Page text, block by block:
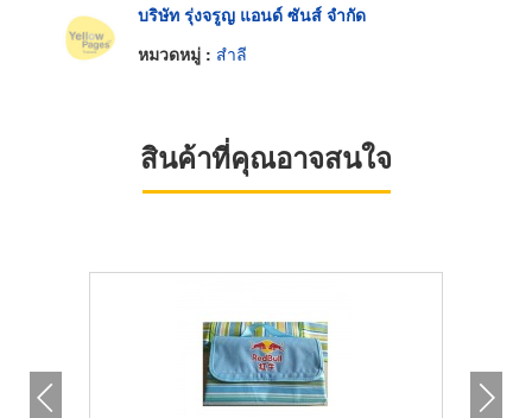
บริษัท รุ่งจรูญ แอนด์ ซันส์ จำกัด
หมวดหมู่ : สำลี
สินค้าที่คุณอาจสนใจ